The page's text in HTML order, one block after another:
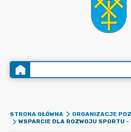
STRONA GŁÓWNA
ORGANIZACJE